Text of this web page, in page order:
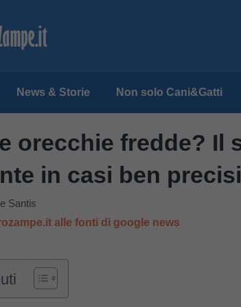
News & Storie Non solo Cani&Gatti
orecchie fredde? Il
in casi ben precisi
Santis
alle fonti di google news